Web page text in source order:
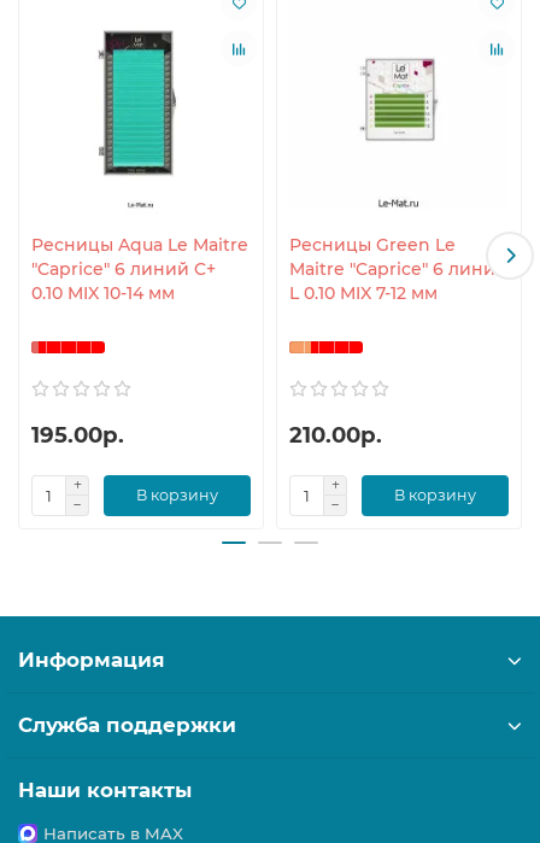
Ресницы Aqua Le Maitre
"Caprice" 6 линий C+
0.10 MIX 10-14 мм
195.00р.
В корзину
Ресницы Green Le
Maitre "Caprice" 6 линий
L 0.10 MIX 7-12 мм
210.00р.
В корзину
Информация
Служба поддержки
Наши контакты
Написать в MAX